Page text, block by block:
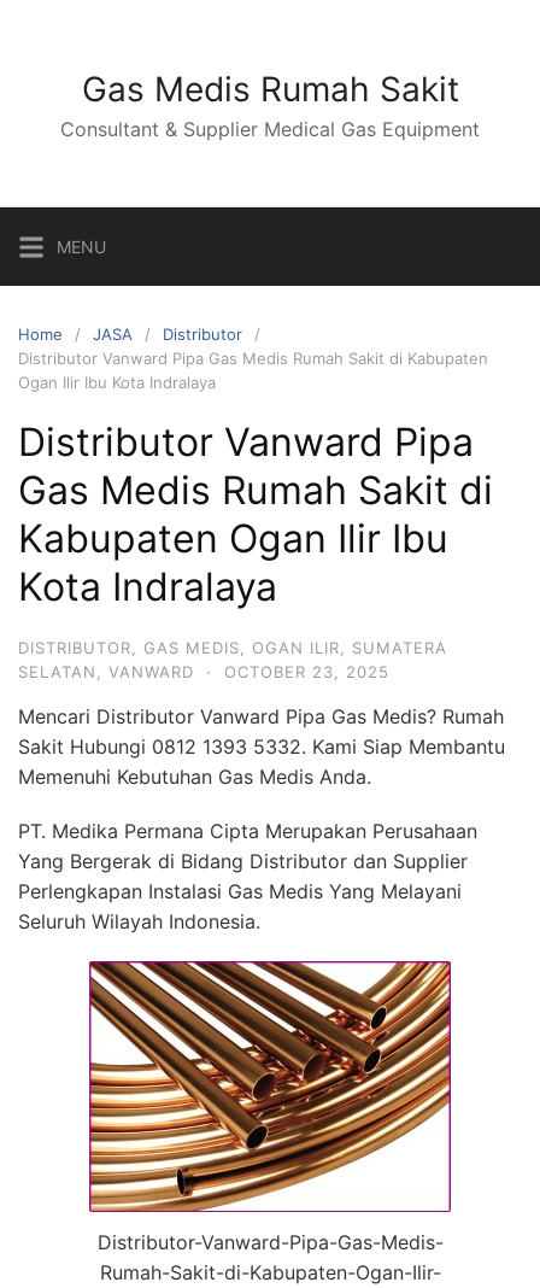
Gas Medis Rumah Sakit
Consultant & Supplier Medical Gas Equipment
MENU
Home JASA
Distributor
Distributor Vanward Pipa Gas Medis Rumah Sakit di Kabupaten
Ogan Ilir Ibu Kota Indralaya
Distributor Vanward Pipa
Gas Medis Rumah Sakit di
Kabupaten Ogan Ilir Ibu
Kota Indralaya
DISTRIBUTOR GAS MEDIS OGAN ILIR
SUMATERA
SELATAN
VANWARD · OCTOBER 23, 2025
Mencari Distributor Vanward Pipa Gas Medis? Rumah
Sakit Hubungi 0812 1393 5332. Kami Siap Membantu
Memenuhi Kebutuhan Gas Medis Anda.
PT. Medika Permana Cipta Merupakan Perusahaan
Yang Bergerak di Bidang Distributor dan Supplier
Perlengkapan Instalasi Gas Medis Yang Melayani
Seluruh Wilayah Indonesia.
Distributor-Vanward-Pipa-Gas-Medis-
Rumah-Sakit-di-Kabupaten-Ogan-Ilir-